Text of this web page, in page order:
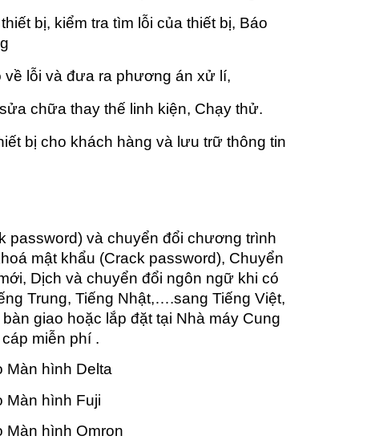
bị, kiểm tra tìm lỗi của thiết bị, Báo
về lỗi và đưa ra phương án xử lí,
chữa thay thế linh kiện, Chạy thử.
bị cho khách hàng và lưu trữ thông tin
password) và chuyển đổi chương trình
mật khẩu (Crack password), Chuyển
Dịch và chuyển đổi ngôn ngữ khi có
Trung, Tiếng Nhật,….sang Tiếng Việt,
giao hoặc lắp đặt tại Nhà máy Cung
miễn phí .
Màn hình Delta
Màn hình Fuji
Màn hình Omron